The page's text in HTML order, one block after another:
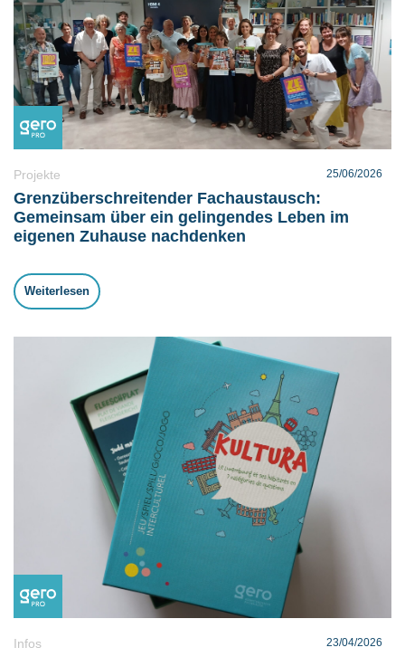
25/06/2026
Projekte
Grenzüberschreitender Fachaustausch:
Gemeinsam über ein gelingendes Leben im
eigenen Zuhause nachdenken
Weiterlesen
23/04/2026
Infos